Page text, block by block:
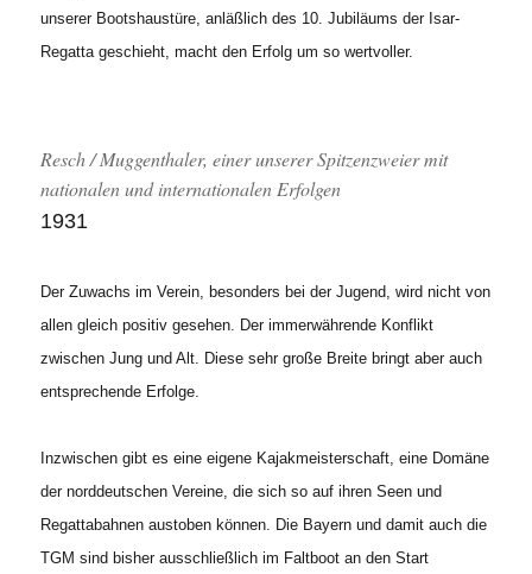
unserer Bootshaustüre, anläßlich des 10. Jubiläums der Isar-
Regatta geschieht, macht den Erfolg um so wertvoller.
Resch / Muggenthaler, einer unserer Spitzenzweier mit
nationalen und internationalen Erfolgen
1931
Der Zuwachs im Verein, besonders bei der Jugend, wird nicht von
allen gleich positiv gesehen. Der immerwährende Konflikt
zwischen Jung und Alt. Diese sehr große Breite bringt aber auch
entsprechende Erfolge.
Inzwischen gibt es eine eigene Kajakmeisterschaft, eine Domäne
der norddeutschen Vereine, die sich so auf ihren Seen und
Regattabahnen austoben können. Die Bayern und damit auch die
TGM sind bisher ausschließlich im Faltboot an den Start